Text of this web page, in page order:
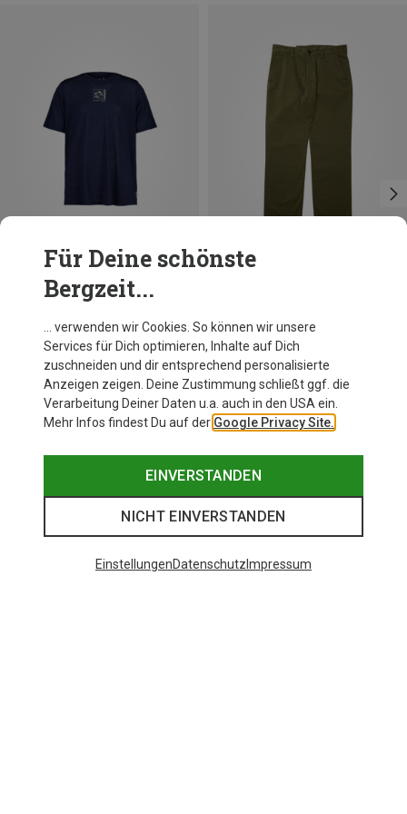
Du sparst 20%
Für Deine schönste
Bergzeit...
… verwenden wir Cookies. So können wir unsere
Services für Dich optimieren, Inhalte auf Dich
zuschneiden und dir entsprechend personalisierte
Anzeigen zeigen. Deine Zustimmung schließt ggf. die
Verarbeitung Deiner Daten u.a. auch in den USA ein.
Mehr Infos findest Du auf der Google Privacy Site.
EINVERSTANDEN
NICHT EINVERSTANDEN
EinstellungenDatenschutz Impressum